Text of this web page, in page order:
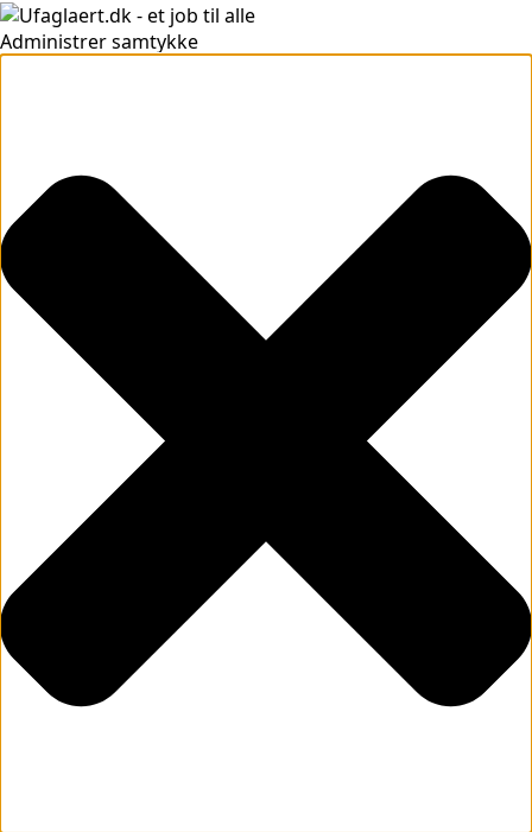
Administrer samtykke